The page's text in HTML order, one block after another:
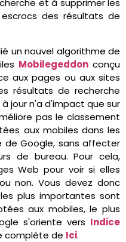
et à supprimer les
des résultats de
un nouvel algorithme de
Mobilegeddon conçu
aux pages ou aux sites
résultats de recherche
jour n'a d'impact que sur
pas le classement
aux mobiles dans les
de Google, sans affecter
de bureau. Pour cela,
Web pour voir si elles
non. Vous devez donc
plus importantes sont
aux mobiles, le plus
s'oriente vers Indice
complète de Ici.